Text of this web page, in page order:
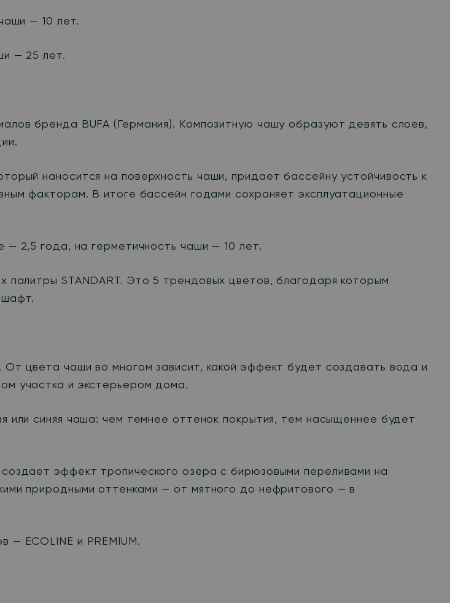
— 10 лет.
— 25 лет.
бренда BUFA (Германия). Композитную чашу образуют девять слоев,
наносится на поверхность чаши, придает бассейну устойчивость к
факторам. В итоге бассейн годами сохраняет эксплуатационные
— 2,5 года, на герметичность чаши — 10 лет.
палитры STANDART. Это 5 трендовых цветов, благодаря которым
От цвета чаши во многом зависит, какой эффект будет создавать вода и
участка и экстерьером дома.
или синяя чаша: чем темнее оттенок покрытия, тем насыщеннее будет
эффект тропического озера с бирюзовыми переливами на
природными оттенками — от мятного до нефритового — в
— ECOLINE и PREMIUM.